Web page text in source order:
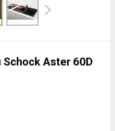
Aster 60D